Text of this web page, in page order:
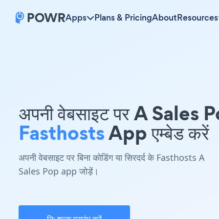
Apps Plans & PricingAboutResources
अपनी वेबसाइट पर A Sales
FasthostsApp एम्बेड करें
अपनी वेबसाइट पर बिना कोडिंग या सिरदर्द के Fasthosts A
Sales Pop app जोड़ें।